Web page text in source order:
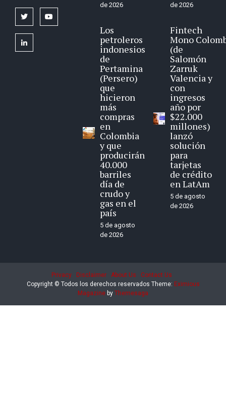
twitter
linkedin
de 2026
Los
petroleros
indonesios
de
Pertamina
(Persero)
que
hicieron
más
compras
en
Colombia
y que
producirán
40.000
barriles
día de
crudo y
gas en el
país
5 de agosto
de 2026
de 2026
Fintech
Mono
(de
Salomón
Zarruk
Valencia y
con
ingresos
año por
$22.000
millones)
lanzó
solución
para
tarjetas
de crédito
en LatAm
5 de agosto
de 2026
Privacy Disclaimer About Us
Contact Us
Copyright © Todos los derechos reservados Theme: Eximious
Magazine by Themesaga